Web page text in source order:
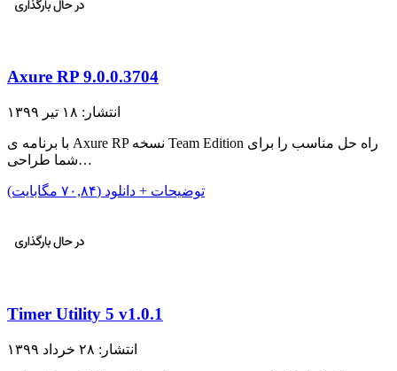
Axure RP 9.0.0.3704
انتشار: ۱۸ تیر ۱۳۹۹
با برنامه ی Axure RP نسخه Team Edition راه حل مناسب را برای
شما طراحی…
توضیحات + دانلود (۷۰,۸۴ مگابایت)
Timer Utility 5 v1.0.1
انتشار: ۲۸ خرداد ۱۳۹۹